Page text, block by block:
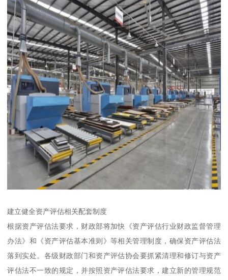
建立健全资产评估相关配套制度
根据资产评估法要求，财政部将加快《资产评估行业财政监督管理
办法》和《资产评估基本准则》等相关管理制度，确保资产评估法
落到实处。各级财政部门和资产评估协会要抓紧清理和修订与资产
评估法不一致的规定，并按照资产评估法要求，建立新的管理规范